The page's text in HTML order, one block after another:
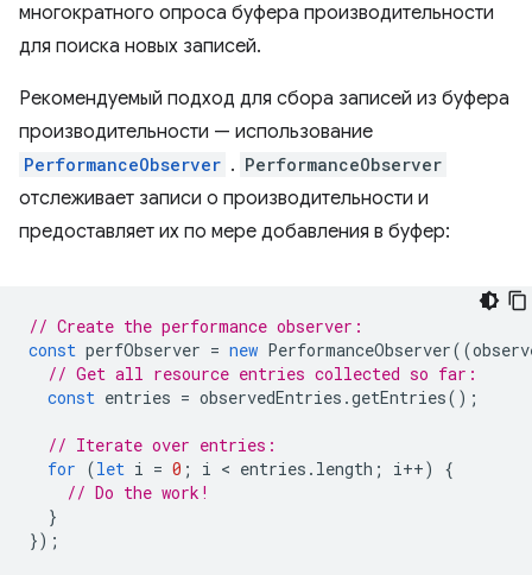
многократного опроса буфера производительности
для поиска новых записей.
Рекомендуемый подход для сбора записей из буфера
производительности — использование
PerformanceObserver . PerformanceObserver
отслеживает записи о производительности и
предоставляет их по мере добавления в буфер:
// Create the performance observer:
const perfObserver = new PerformanceObserver((
// Get all resource entries collected so far:
const entries = observedEntries .getEntries();
// Iterate over entries:
for (let i = 0 ; i < entries . length ; i++)
{
// Do the work!
}
});